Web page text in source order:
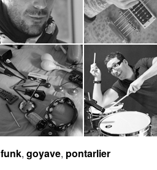
funk, goyave, pontarlier